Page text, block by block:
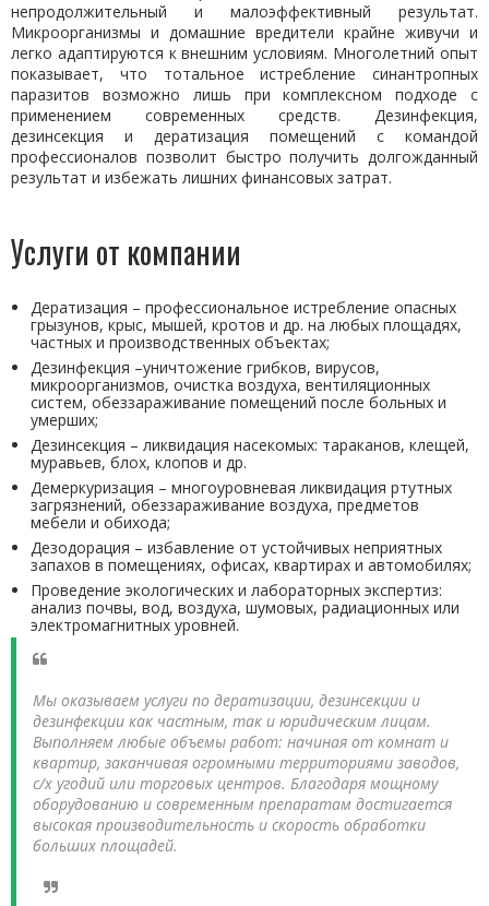
непродолжительный и малоэффективный результат.
Микроорганизмы и домашние вредители крайне живучи и
легко адаптируются к внешним условиям. Многолетний опыт
показывает, что тотальное истребление синантропных
паразитов возможно лишь при комплексном подходе с
применением современных средств. Дезинфекция,
дезинсекция и дератизация помещений с командой
профессионалов позволит быстро получить долгожданный
результат и избежать лишних финансовых затрат.
Услуги от компании
Дератизация – профессиональное истребление опасных
грызунов, крыс, мышей, кротов и др. на любых площадях,
частных и производственных объектах;
Дезинфекция –уничтожение грибков, вирусов,
микроорганизмов, очистка воздуха, вентиляционных
систем, обеззараживание помещений после больных и
умерших;
Дезинсекция – ликвидация насекомых: тараканов, клещей,
муравьев, блох, клопов и др.
Демеркуризация – многоуровневая ликвидация ртутных
загрязнений, обеззараживание воздуха, предметов
мебели и обихода;
Дезодорация – избавление от устойчивых неприятных
запахов в помещениях, офисах, квартирах и автомобилях;
Проведение экологических и лабораторных экспертиз:
анализ почвы, вод, воздуха, шумовых, радиационных или
электромагнитных уровней.
Мы оказываем услуги по дератизации, дезинсекции и
дезинфекции как частным, так и юридическим лицам.
Выполняем любые объемы работ: начиная от комнат и
квартир, заканчивая огромными территориями заводов,
с/х угодий или торговых центров. Благодаря мощному
оборудованию и современным препаратам достигается
высокая производительность и скорость обработки
больших площадей.